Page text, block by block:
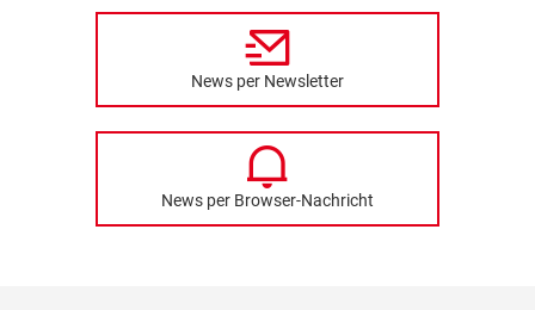
News per Newsletter
News per Browser-Nachricht